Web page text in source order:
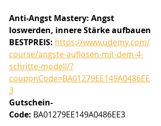
Anti-Angst Mastery: Angst
loswerden, innere Stärke aufbauen
BESTPREIS: https://www.udemy.com/
course/angste-auflosen-mit-dem-4-
schritte-modell/?
couponCode=BA01279EE149A0486EE
3
Gutschein-
Code: BA01279EE149A0486EE3